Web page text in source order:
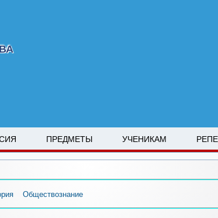
ПРЕДМЕТЫ УЧЕНИКАМ
Обществознание